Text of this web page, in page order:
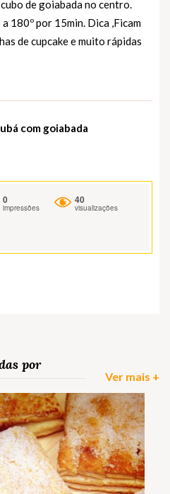
de goiabada no centro.
180º por 15min. Dica ,Ficam
de cupcake e muito rápidas
com goiabada
0
impressões
40
visualizações
por
Ver mais +